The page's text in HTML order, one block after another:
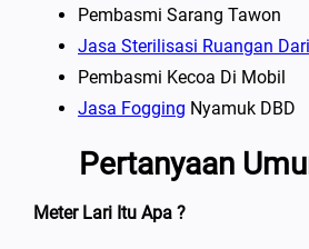
Pembasmi Sarang Tawon
Jasa Sterilisasi Ruangan
Pembasmi Kecoa Di Mobil
Jasa Fogging Nyamuk DBD
Pertanyaan
Meter Lari Itu Apa ?